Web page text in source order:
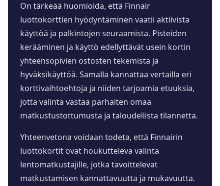
On tärkeää huomioida, että Finnair
luottokorttien hyödyntäminen vaatii aktiivista
käyttöä ja palkintojen seuraamista. Pisteiden
kerääminen ja käyttö edellyttävät usein kortin
yhteensopivien ostosten tekemistä ja
hyväksikäyttöä. Samalla kannattaa vertailla eri
korttivaihtoehtoja ja niiden tarjoamia etuuksia,
jotta valinta vastaa parhaiten omaa
matkustustottumusta ja taloudellista tilannetta.
Yhteenvetona voidaan todeta, että Finnairin
luottokortit ovat houkutteleva valinta
lentomatkustajille, jotka tavoittelevat
matkustamisen kannattavuutta ja mukavuutta.